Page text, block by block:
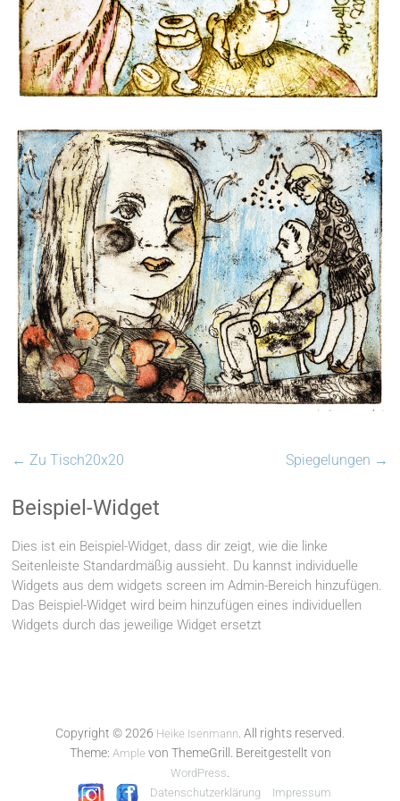
← Zu Tisch20x20 Spiegelungen →
Beispiel-Widget
Dies ist ein Beispiel-Widget, dass dir zeigt, wie die linke
Seitenleiste Standardmäßig aussieht. Du kannst individuelle
Widgets aus dem widgets screen im Admin-Bereich hinzufügen.
Das Beispiel-Widget wird beim hinzufügen eines individuellen
Widgets durch das jeweilige Widget ersetzt
Copyright © 2026 Heike Isenmann. All rights reserved.
Theme: Ample von ThemeGrill. Bereitgestellt von
WordPress.
Datenschutzerklärung Impressum